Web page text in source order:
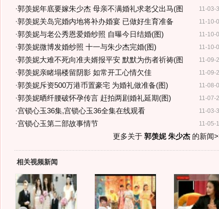
11-03-
·郭羡妮年底要嫁朱少杰 母亲不满婚礼求老父出马(图
11-10-
·郭羡妮关岛完婚内地将补办婚宴 已做好生育准备
11-10-
·郭羡妮与老公秀恩爱婚纱照 自曝今日结婚(图)
11-10-
·郭羡妮微博发婚纱照 十一与朱少杰完婚(图)
11-09-
·郭羡妮大难不死向准夫婿报平安 默默为伤者祈祷(图
11-09-
·郭羡妮亲睹塌楼留阴影 如常开工心情欠佳
11-08-
·郭羡妮斥资500万港币置豪宅 为婚礼做准备(图)
11-07-
·郭羡妮晒纤腰破怀孕传言 赶拍两剧婚礼延期(图)
11-03-
·宫锁心玉36集,宫锁心玉36全集在线观看
11-05-
·宫锁心玉第二部故事情节
更多关于 郭羡妮 朱少杰的新闻
相关视频新闻